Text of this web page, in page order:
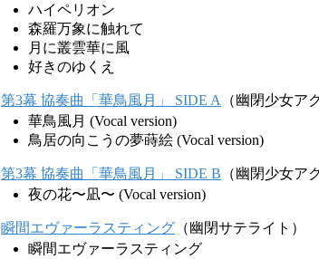
ハイペリオン
森羅万象に触れて
月に叢雲華に風
好きのゆくえ
第3幕 協奏曲「華鳥風月」 SIDE A （幽閉少女ア
華鳥風月 (Vocal version)
鳥居の向こうの夢蒔絵 (Vocal version)
第3幕 協奏曲「華鳥風月」 SIDE B （幽閉少女ア
夜の花〜凪〜 (Vocal version)
瞬間エヴァーラスティング （幽閉サテライト）
瞬間エヴァーラスティング